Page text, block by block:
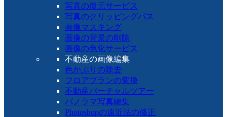
写真の復元サービス
写真のクリッピングパス
画像マスキング
画像の背景の削除
画像の色化サービス
不動産の画像編集
色かぶりの除去
フロアプランの変換
不動産バーチャルツアー
パノラマ写真編集
Photoshopの遠近法の修正